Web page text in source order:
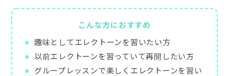
写真で見る三木楽器
ピアノ・エレクトーンコンクール
こんな方におすすめ
趣味としてエレクトーンを習いたい方
以前エレクトーンを習っていて再開したい方
グループレッスンで楽しくエレクトーンを習い